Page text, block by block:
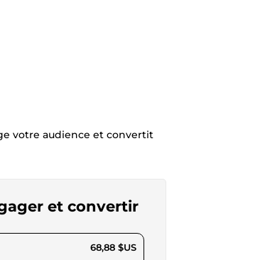
votre audience et convertit
et convertir
68,88 $US